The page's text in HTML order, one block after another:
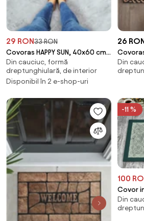
29 RON 33 RON
Covoras HAPPY SUN, 40x60 cm,
forma dreptunghiulara, PVC,
multicolor
Din cauciuc, formă
dreptunghiulară, de interior
Disponibil în 2 e-shop-uri
26 RON
forma
maro
Din
-11 %
100
Covor
45x70
Din